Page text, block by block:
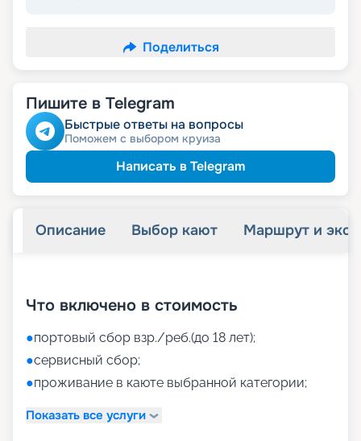
Поделиться
Пишите в Telegram
Быстрые ответы на вопросы
Поможем с выбором круиза
Написать в Telegram
Описание Выбор кают Маршрут и
Что включено в стоимость
●портовый сбор взр./реб.(до 18 лет);
●сервисный сбор;
●проживание в каюте выбранной категории;
Показать все услуги